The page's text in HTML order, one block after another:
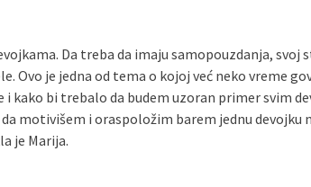
Da treba da imaju samopouzdanja, svoj
Ovo je jedna od tema o kojoj već neko vreme
kako bi trebalo da budem uzoran primer svim
motivišem i oraspoložim barem jednu devojku
je Marija.